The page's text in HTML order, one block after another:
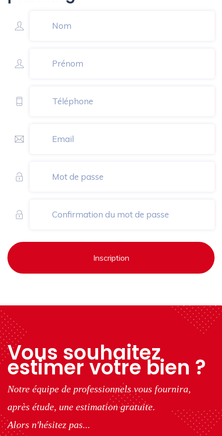
Inscription
Vous souhaitez
estimer votre bien ?
Notre équipe de professionnels vous fournira,
après étude, une estimation gratuite.
Alors n'hésitez pas...